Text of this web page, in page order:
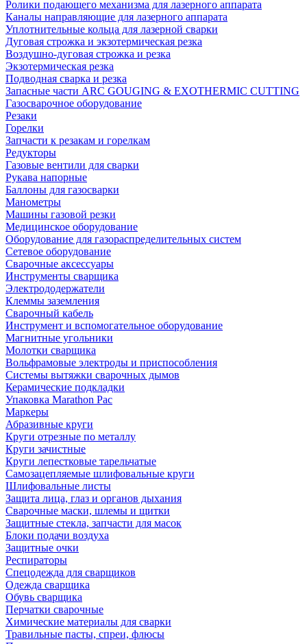
Ролики подающего механизма для лазерного аппарата
Каналы направляющие для лазерного аппарата
Уплотнительные кольца для лазерной сварки
Дуговая строжка и экзотермическая резка
Воздушно-дуговая строжка и резка
Экзотермическая резка
Подводная сварка и резка
Запасные части ARC GOUGING & EXOTHERMIC CUTTING
Газосварочное оборудование
Резаки
Горелки
Запчасти к резакам и горелкам
Редукторы
Газовые вентили для сварки
Рукава напорные
Баллоны для газосварки
Манометры
Машины газовой резки
Медицинское оборудование
Оборудование для газораспределительных систем
Сетевое оборудование
Сварочные аксессуары
Инструменты сварщика
Электрододержатели
Клеммы заземления
Сварочный кабель
Инструмент и вспомогательное оборудование
Магнитные угольники
Молотки сварщика
Вольфрамовые электроды и приспособления
Системы вытяжки сварочных дымов
Керамические подкладки
Упаковка Marathon Pac
Маркеры
Абразивные круги
Круги отрезные по металлу
Круги зачистные
Круги лепестковые тарельчатые
Самозацепляемые шлифовальные круги
Шлифовальные листы
Защита лица, глаз и органов дыхания
Сварочные маски, шлемы и щитки
Защитные стекла, запчасти для масок
Блоки подачи воздуха
Защитные очки
Респираторы
Спецодежда для сварщиков
Одежда сварщика
Обувь сварщика
Перчатки сварочные
Химические материалы для сварки
Травильные пасты, спреи, флюсы